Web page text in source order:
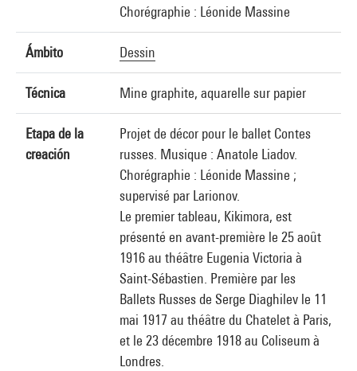
Chorégraphie : Léonide Massine
Ámbito Dessin
Técnica Mine graphite, aquarelle sur papier
Etapa de la
creación
Projet de décor pour le ballet Contes
russes. Musique : Anatole Liadov.
Chorégraphie : Léonide Massine ;
supervisé par Larionov.
Le premier tableau, Kikimora, est
présenté en avant-première le 25 août
1916 au théâtre Eugenia Victoria à
Saint-Sébastien. Première par les
Ballets Russes de Serge Diaghilev le 11
mai 1917 au théâtre du Chatelet à Paris,
et le 23 décembre 1918 au Coliseum à
Londres.